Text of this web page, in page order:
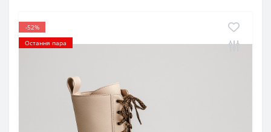
-52%
Остання пара